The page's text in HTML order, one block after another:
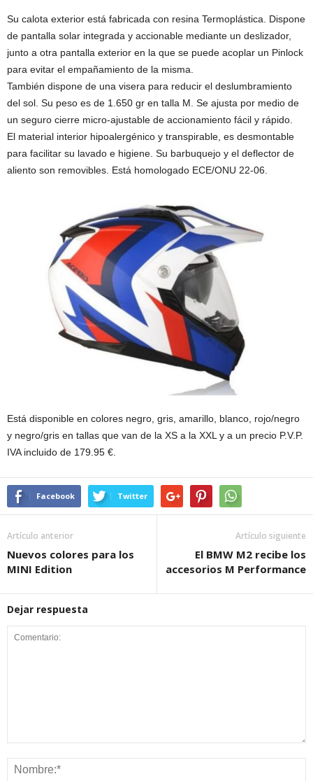
Su calota exterior está fabricada con resina Termoplástica. Dispone
de pantalla solar integrada y accionable mediante un deslizador,
junto a otra pantalla exterior en la que se puede acoplar un Pinlock
para evitar el empañamiento de la misma.
También dispone de una visera para reducir el deslumbramiento
del sol. Su peso es de 1.650 gr en talla M. Se ajusta por medio de
un seguro cierre micro-ajustable de accionamiento fácil y rápido.
El material interior hipoalergénico y transpirable, es desmontable
para facilitar su lavado e higiene. Su barbuquejo y el deflector de
aliento son removibles. Está homologado ECE/ONU 22-06.
Está disponible en colores negro, gris, amarillo, blanco, rojo/negro
y negro/gris en tallas que van de la XS a la XXL y a un precio P.V.P.
IVA incluido de 179.95 €.
Facebook Twitter
Artículo anterior
Nuevos colores para los
MINI Edition
Artículo siguiente
El BMW M2 recibe los
accesorios M Performance
Dejar respuesta